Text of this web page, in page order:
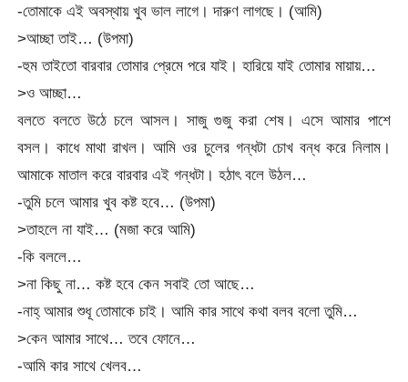
-তোমাকে এই অবস্থায় খুব ভাল লাগে। দারুণ লাগছে। (আমি)
>আচ্ছা তাই… (উপমা)
-হুম তাইতো বারবার তোমার প্রেমে পরে যাই। হারিয়ে যাই তোমার মায়ায়…
>ও আচ্ছা…
বলতে বলতে উঠে চলে আসল। সাজু গুজু করা শেষ। এসে আমার পাশে
বসল। কাধে মাথা রাখল। আমি ওর চুলের গন্ধটা চোখ বন্ধ করে নিলাম।
আমাকে মাতাল করে বারবার এই গন্ধটা। হঠাৎ বলে উঠল…
-তুমি চলে আমার খুব কষ্ট হবে… (উপমা)
>তাহলে না যাই… (মজা করে আমি)
-কি বললে…
>না কিছু না… কষ্ট হবে কেন সবাই তো আছে…
-নাহ্ আমার শুধূ তোমাকে চাই। আমি কার সাথে কথা বলব বলো তুমি…
>কেন আমার সাথে… তবে ফোনে…
-আমি কার সাথে খেলব…